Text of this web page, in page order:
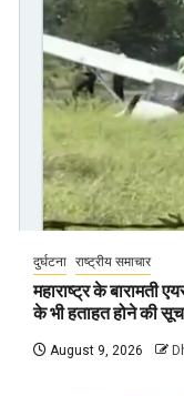
दुर्घटना राष्ट्रीय समाचार
महाराष्ट्र के बारामती
के भी हताहत होने की
August 9, 2026